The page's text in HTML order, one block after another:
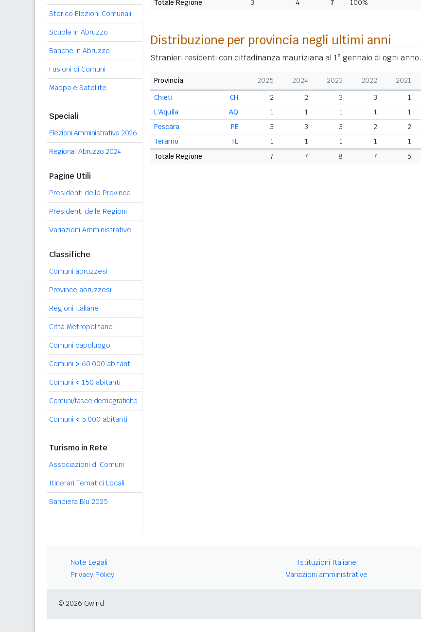
Storico Elezioni Comunali
Scuole in Abruzzo
Banche in Abruzzo
Fusioni di Comuni
Mappa e Satellite
Speciali
Elezioni Amministrative 2026
Regionali Abruzzo 2024
Pagine Utili
Presidenti delle Province
Presidenti delle Regioni
Variazioni Amministrative
Classifiche
Comuni abruzzesi
Province abruzzesi
Regioni italiane
Città Metropolitane
Comuni capoluogo
Comuni > 60.000 abitanti
Comuni < 150 abitanti
Comuni/fasce demografiche
Comuni < 5.000 abitanti
Turismo in Rete
Associazioni di Comuni
Itinerari Tematici Locali
Bandiera Blu 2025
Totale Regione
3 4 7 100%
Distribuzione per provincia negli ultimi anni
Stranieri residenti con cittadinanza mauriziana al 1° gennaio di ogni anno.
Provincia 2025 2024 2023 2022 2021
CH
Chieti 2 2 3 3 1
AQ
L'Aquila 1 1 1 1 1
PE
Pescara 3 3 3 2 2
TE
Teramo 1 1 1 1 1
Totale Regione
7 7 8 7 5
Note Legali
Privacy Policy
Istituzioni Italiane
Variazioni amministrative
© 2026 Gwind